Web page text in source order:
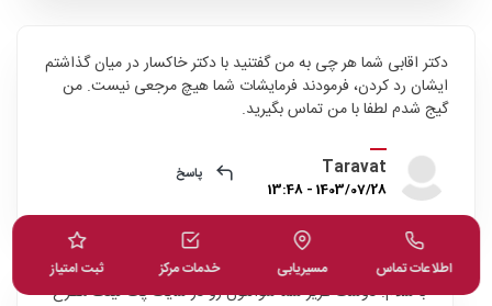
دکتر اقابی شما هر چی به من گفتنید با دکتر خاکسار در میان گذاشتم
ایشان رد کردن، فرمودند فرمایشات شما هیچ مرجعی نیست. من
گیج شدم لطفا با من تماس بگیرید.
Taravat
1403/07/28 - 13:48
پاسخ
با سلام. دوست عزیز شما سوالتون رو در سایت پت لینک مطرح
اطلاعات تماس مسیریابی خدمات مرکز ثبت امتیاز